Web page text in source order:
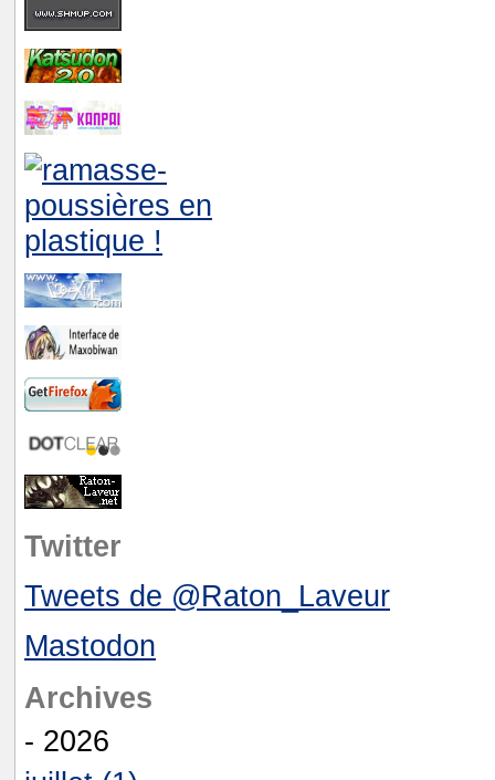
Twitter
Tweets de @Raton_Laveur
Mastodon
Archives
- 2026